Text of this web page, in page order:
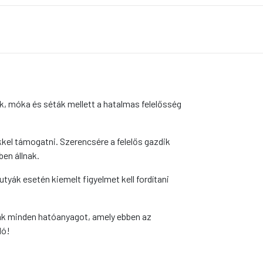
móka és séták mellett a hatalmas felelősség
támogatni. Szerencsére a felelős gazdik
állnak.
esetén kiemelt figyelmet kell fordítani
hatóanyagot, amely ebben az